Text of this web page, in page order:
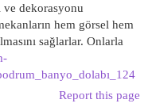
ve dekorasyonu
hem görsel hem
sağlarlar. Onlarla
Report this page